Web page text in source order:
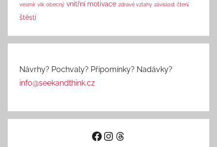
vesmír vlk obecný vnitřní motivace zdravé vztahy závislost čtení
štěstí
Návrhy? Pochvaly? Připomínky? Nadávky?
info@seekandthink.cz
Facebook
Instagram
Threads